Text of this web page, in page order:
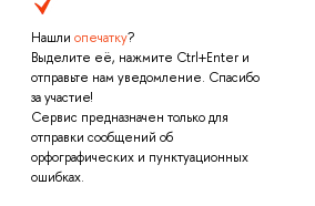
Нашли опечатку?
Выделите её, нажмите Ctrl+Enter и
отправьте нам уведомление. Спасибо
за участие!
Сервис предназначен только для
отправки сообщений об
орфографических и пунктуационных
ошибках.